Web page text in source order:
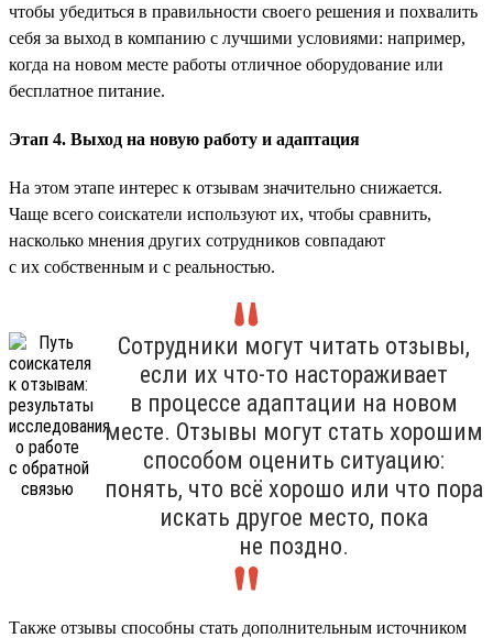
чтобы убедиться в правильности своего решения и похвалить
себя за выход в компанию с лучшими условиями: например,
когда на новом месте работы отличное оборудование или
бесплатное питание.
Этап 4. Выход на новую работу и адаптация
На этом этапе интерес к отзывам значительно снижается.
Чаще всего соискатели используют их, чтобы сравнить,
насколько мнения других сотрудников совпадают
с их собственным и с реальностью.
Сотрудники могут читать отзывы,
если их что-то настораживает
в процессе адаптации на новом
месте. Отзывы могут стать хорошим
способом оценить ситуацию:
понять, что всё хорошо или что пора
искать другое место, пока
не поздно.
Также отзывы способны стать дополнительным источником